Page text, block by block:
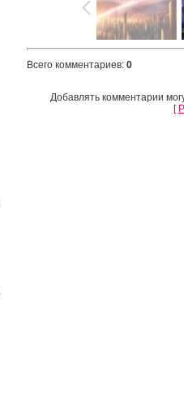
Всего комментариев: 0
Добавлять комментарии
[